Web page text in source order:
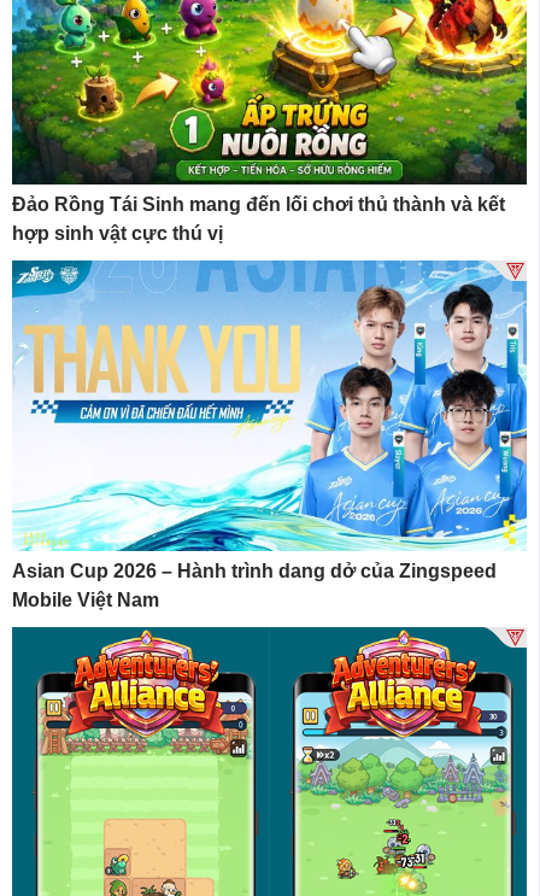
Đảo Rồng Tái Sinh mang đến lối chơi thủ thành và kết
hợp sinh vật cực thú vị
Asian Cup 2026 – Hành trình dang dở của Zingspeed
Mobile Việt Nam